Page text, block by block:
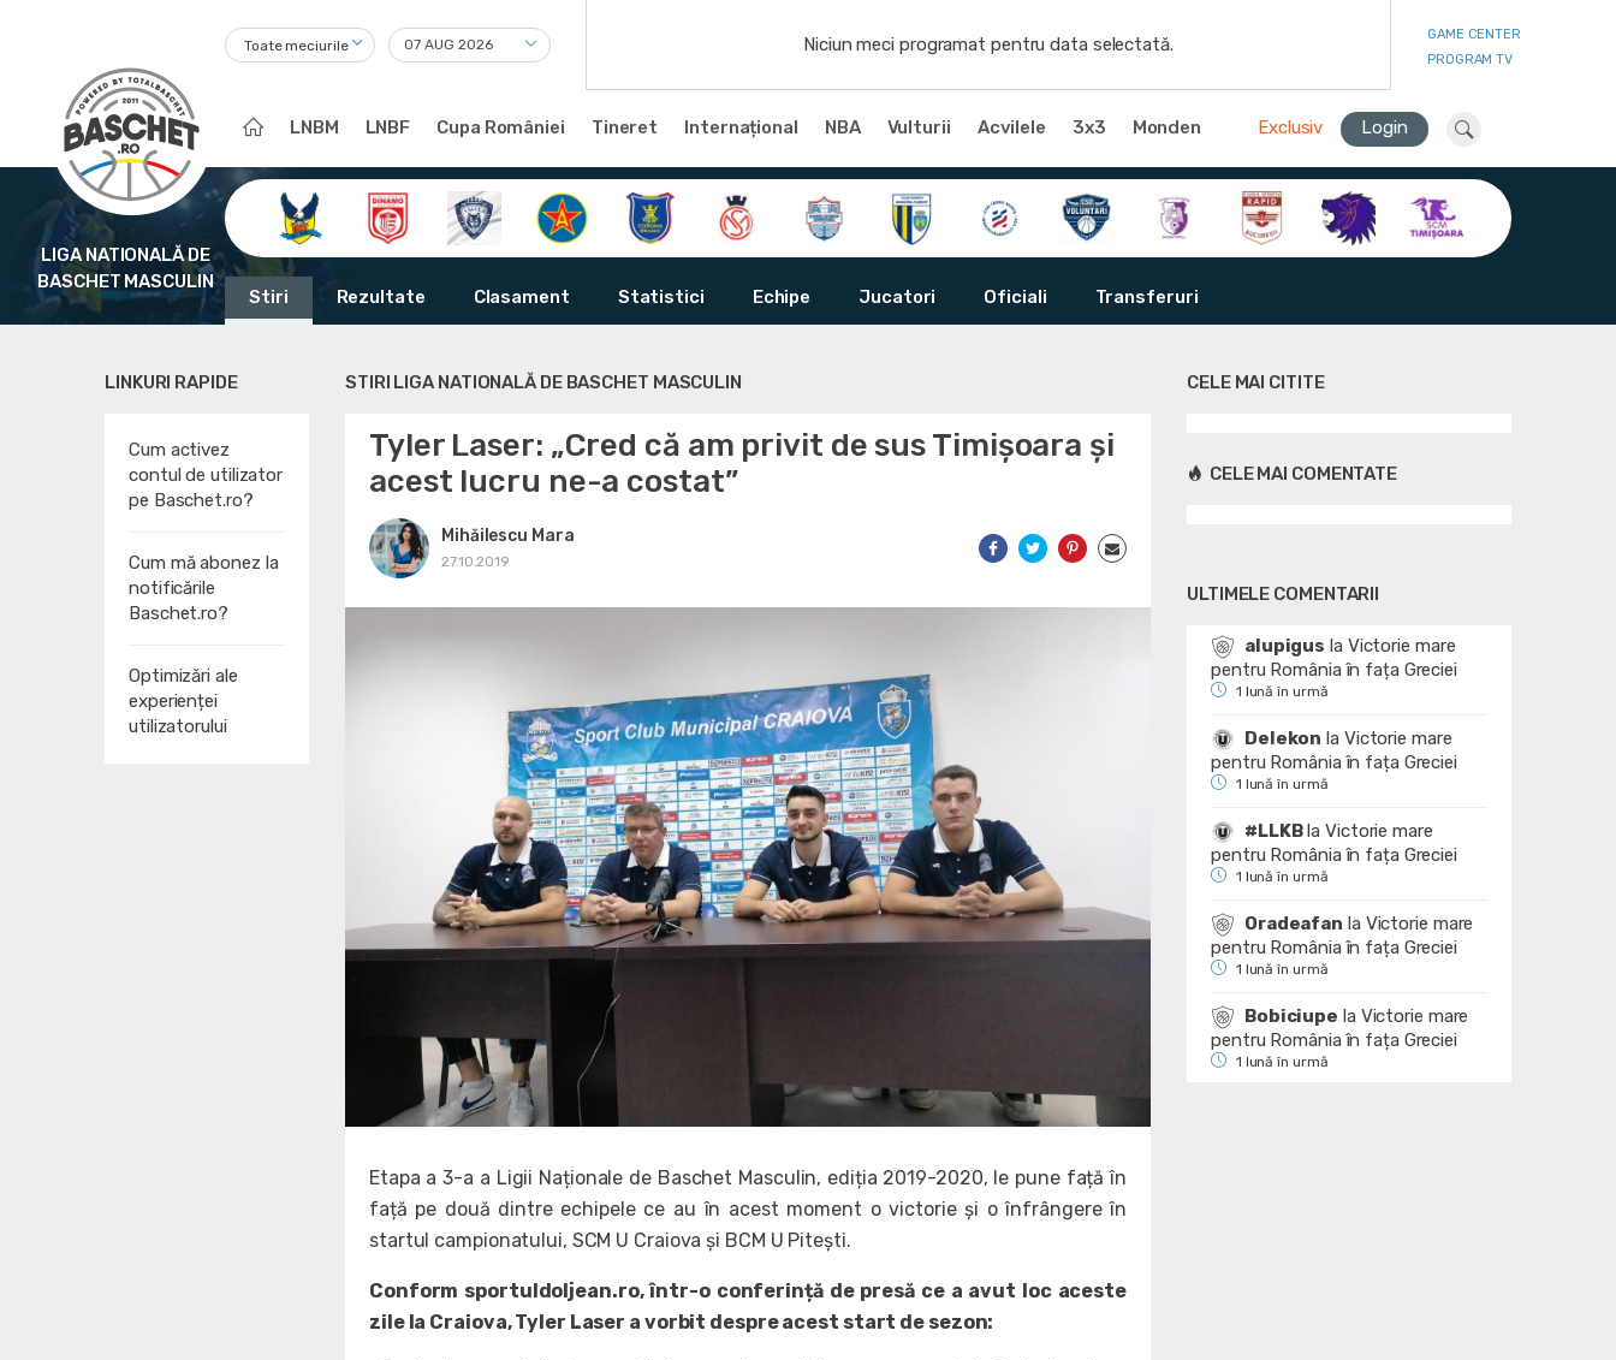
Toate meciurile Niciun meci programat pentru data selectată.
GAME CENTER
PROGRAM TV
LNBM LNBF Cupa României Tineret Internațional NBA Vulturii Acvilele 3x3 Monden Exclusiv Login
LIGA NATIONALĂ DE
BASCHET MASCULIN
Stiri Rezultate Clasament Statistici Echipe Jucatori Oficiali Transferuri
LINKURI RAPIDE
Cum activez
contul de utilizator
pe Baschet.ro?
Cum mă abonez la
notificările
Baschet.ro?
Optimizări ale
experienței
utilizatorului
STIRI LIGA NATIONALĂ DE BASCHET MASCULIN
Tyler Laser: „Cred că am privit de sus Timișoara și
acest lucru ne-a costat”
Mihăilescu Mara
27.10.2019
Etapa a 3-a a Ligii Naționale de Baschet Masculin, ediția 2019-2020, le pune față în
față pe două dintre echipele ce au în acest moment o victorie și o înfrângere în
startul campionatului, SCM U Craiova și BCM U Pitești.
Conform sportuldoljean.ro, într-o conferință de presă ce a avut loc aceste
zile la Craiova, Tyler Laser a vorbit despre acest start de sezon:
CELE MAI CITITE
CELE MAI COMENTATE
ULTIMELE COMENTARII
alupigus la Victorie mare
pentru România în fața Greciei
1 lună în urmă
Delekon la Victorie mare
pentru România în fața Greciei
1 lună în urmă
#LLKBlaVictorie mare
pentru România în fața Greciei
1 lună în urmă
Oradeafan la Victorie mare
pentru România în fața Greciei
1 lună în urmă
Bobiciupe la Victorie mare
pentru România în fața Greciei
1 lună în urmă